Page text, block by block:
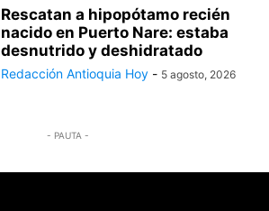
Rescatan a hipopótamo recién
nacido en Puerto Nare: estaba
desnutrido y deshidratado
Redacción Antioquia Hoy - 5 agosto, 2026
- PAUTA -